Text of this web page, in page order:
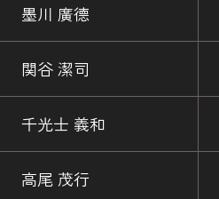
墨川 廣德
関谷 潔司
千光士 義和
高尾 茂行